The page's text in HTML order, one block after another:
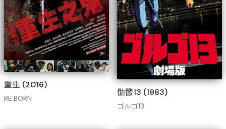
重生 (2016)
RE:BORN
骷髅13 (1983)
ゴルゴ13